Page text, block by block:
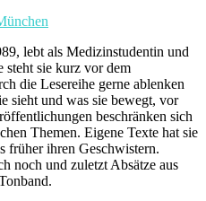
lebt als Medizinstudentin und
sie kurz vor dem
die Lesereihe gerne ablenken
sieht und was sie bewegt, vor
beschränken sich
Themen. Eigene Texte hat sie
früher ihren Geschwistern.
noch und zuletzt Absätze aus